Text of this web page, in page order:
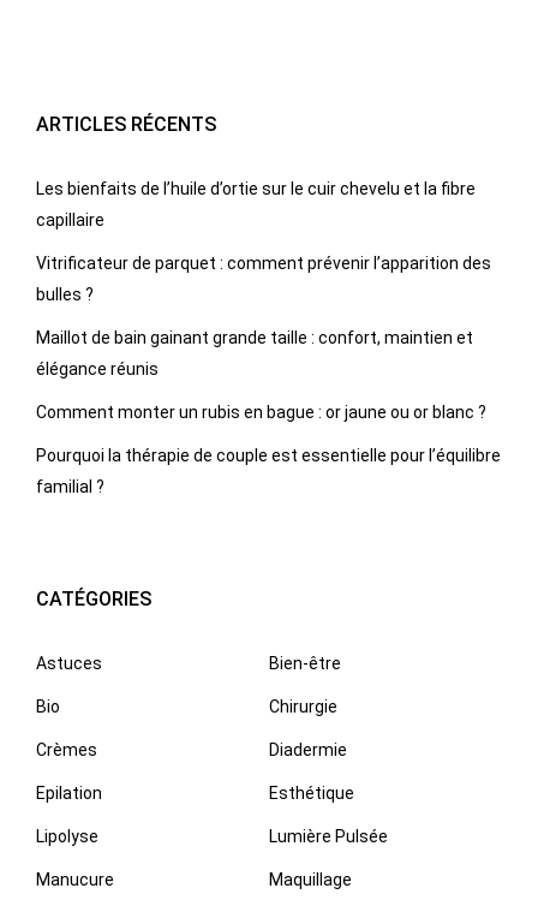
ARTICLES RÉCENTS
Les bienfaits de l’huile d’ortie sur le cuir chevelu et la fibre
capillaire
Vitrificateur de parquet : comment prévenir l’apparition des
bulles ?
Maillot de bain gainant grande taille : confort, maintien et
élégance réunis
Comment monter un rubis en bague : or jaune ou or blanc ?
Pourquoi la thérapie de couple est essentielle pour l’équilibre
familial ?
CATÉGORIES
Astuces Bien-être
Bio Chirurgie
Crèmes Diadermie
Epilation Esthétique
Lipolyse Lumière Pulsée
Manucure Maquillage